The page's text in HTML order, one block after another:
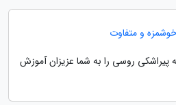
و متفاوت
پیراشکی روسی را به شما عزیزان آموزش